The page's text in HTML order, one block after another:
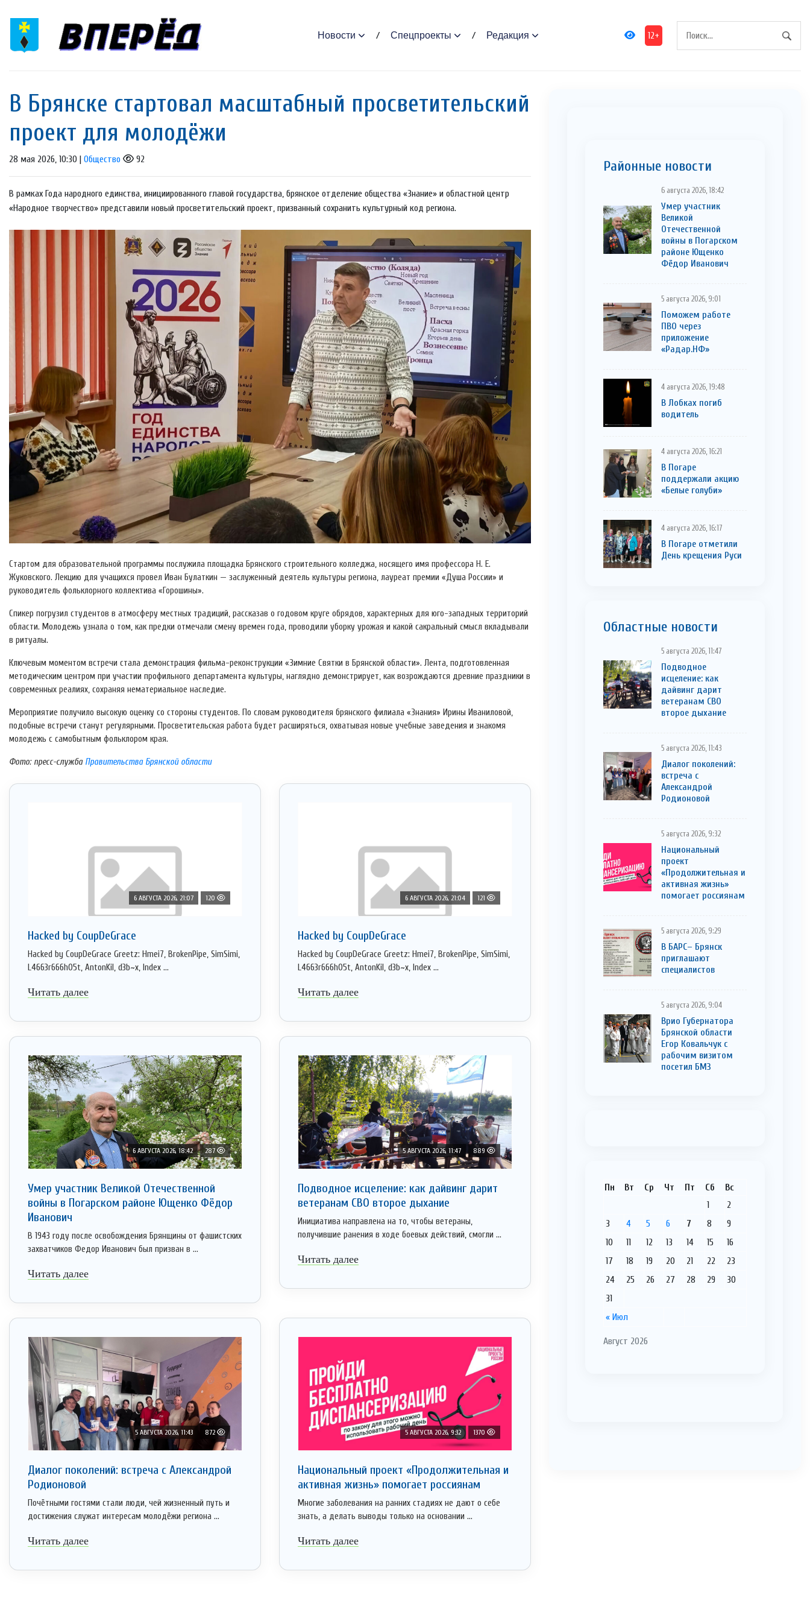
Новости Спецпроекты Редакция 12+
В Брянске стартовал масштабный просветительский
проект для молодёжи
28 мая 2026, 10:30 | Общество 92
В рамках Года народного единства, инициированного главой государства, брянское отделение общества «Знание» и областной центр
«Народное творчество» представили новый просветительский проект, призванный сохранить культурный код региона.
Стартом для образовательной программы послужила площадка Брянского строительного колледжа, носящего имя профессора Н. Е.
Жуковского. Лекцию для учащихся провел Иван Булаткин — заслуженный деятель культуры региона, лауреат премии «Душа России» и
руководитель фольклорного коллектива «Горошины».
Спикер погрузил студентов в атмосферу местных традиций, рассказав о годовом круге обрядов, характерных для юго-западных территорий
области. Молодежь узнала о том, как предки отмечали смену времен года, проводили уборку урожая и какой сакральный смысл вкладывали
в ритуалы.
Ключевым моментом встречи стала демонстрация фильма-реконструкции «Зимние Святки в Брянской области». Лента, подготовленная
методическим центром при участии профильного департамента культуры, наглядно демонстрирует, как возрождаются древние праздники в
современных реалиях, сохраняя нематериальное наследие.
Мероприятие получило высокую оценку со стороны студентов. По словам руководителя брянского филиала «Знания» Ирины Иваниловой,
подобные встречи станут регулярными. Просветительская работа будет расширяться, охватывая новые учебные заведения и знакомя
молодежь с самобытным фольклором края.
Фото: пресс-служба Правительства Брянской области
6 АВГУСТА 2026, 21:07 120
Hacked by CoupDeGrace
Hacked by CoupDeGrace Greetz: Hmei7, BrokenPipe, SimSimi,
L4663r666h05t, AntonKil, d3b~x, Index ...
Читать далее
6 АВГУСТА 2026, 21:04 121
Hacked by CoupDeGrace
Hacked by CoupDeGrace Greetz: Hmei7, BrokenPipe, SimSimi,
L4663r666h05t, AntonKil, d3b~x, Index ...
Читать далее
6 АВГУСТА 2026, 18:42 287
Умер участник Великой Отечественной
войны в Погарском районе Ющенко Фёдор
Иванович
В 1943 году после освобождения Брянщины от фашистских
захватчиков Федор Иванович был призван в ...
Читать далее
5 АВГУСТА 2026, 11:47 889
Подводное исцеление: как дайвинг дарит
ветеранам СВО второе дыхание
Инициатива направлена на то, чтобы ветераны,
получившие ранения в ходе боевых действий, смогли ...
Читать далее
5 АВГУСТА 2026, 11:43 872
Диалог поколений: встреча с Александрой
Родионовой
Почётными гостями стали люди, чей жизненный путь и
достижения служат интересам молодёжи региона ...
Читать далее
5 АВГУСТА 2026, 9:32 1370
Национальный проект «Продолжительная и
активная жизнь» помогает россиянам
Многие заболевания на ранних стадиях не дают о себе
знать, а делать выводы только на основании ...
Читать далее
Районные новости
6 августа 2026, 18:42
Умер участник
Великой
Отечественной
войны в Погарском
районе Ющенко
Фёдор Иванович
5 августа 2026, 9:01
Поможем работе
ПВО через
приложение
«Радар.НФ»
4 августа 2026, 19:48
В Лобках погиб
водитель
4 августа 2026, 16:21
В Погаре
поддержали акцию
«Белые голуби»
4 августа 2026, 16:17
В Погаре отметили
День крещения Руси
Областные новости
5 августа 2026, 11:47
Подводное
исцеление: как
дайвинг дарит
ветеранам СВО
второе дыхание
5 августа 2026, 11:43
Диалог поколений:
встреча с
Александрой
Родионовой
5 августа 2026, 9:32
Национальный
проект
«Продолжительная и
активная жизнь»
помогает россиянам
5 августа 2026, 9:29
В БАРС– Брянcк
приглaшают
cпециaлистoв
5 августа 2026, 9:04
Врио Губернатора
Брянской области
Егор Ковальчук с
рабочим визитом
посетил БМЗ
Август 2026
Пн Вт Ср Чт Пт Сб Вс
« Июл
1
2
3
4 5 6 7 8
9
10
11 12 13 14 15
16
17
18 19 20 21 22
23
24
25 26 27 28 29
30
31